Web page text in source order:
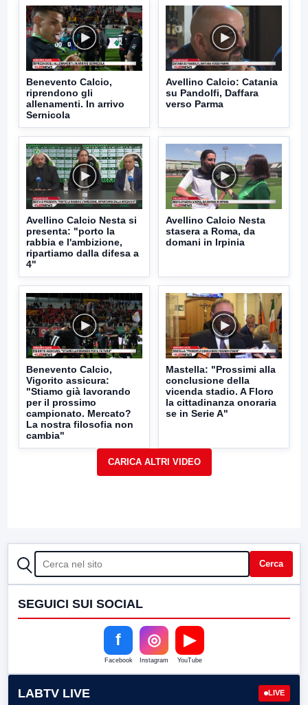
Benevento Calcio,
riprendono gli
allenamenti. In arrivo
Sernicola
Avellino Calcio: Catania
su Pandolfi, Daffara
verso Parma
Avellino Calcio Nesta si
presenta: "porto la
rabbia e l'ambizione,
ripartiamo dalla difesa a
4"
Avellino Calcio Nesta
stasera a Roma, da
domani in Irpinia
Benevento Calcio,
Vigorito assicura:
"Stiamo già lavorando
per il prossimo
campionato. Mercato?
La nostra filosofia non
cambia"
Mastella: "Prossimi alla
conclusione della
vicenda stadio. A Floro
la cittadinanza onoraria
se in Serie A"
CERCA Cerca
SEGUICI SUI SOCIAL
f
Facebook
◎
Instagram
▶
YouTube
LABTV LIVE LIVE